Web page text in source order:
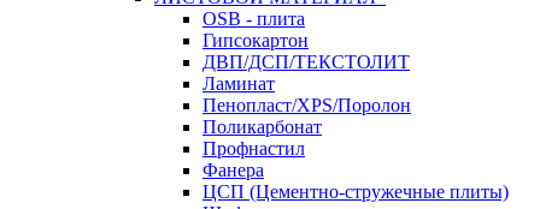
OSB - плита
Гипсокартон
ДВП/ДСП/ТЕКСТОЛИТ
Ламинат
Пенопласт/XPS/Поролон
Поликарбонат
Профнастил
Фанера
ЦСП (Цементно-стружечные плиты)